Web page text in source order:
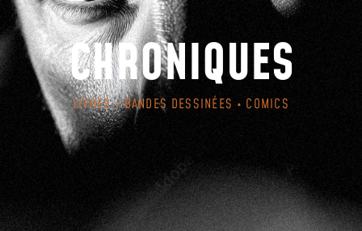
CHRONIQUES
LIVRES • BANDES DESSINÉES • COMICS